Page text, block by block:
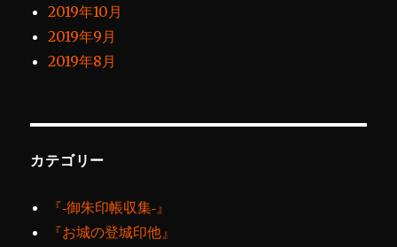
2019年10月
2019年9月
2019年8月
カテゴリー
『‐御朱印帳収集‐』
『お城の登城印他』